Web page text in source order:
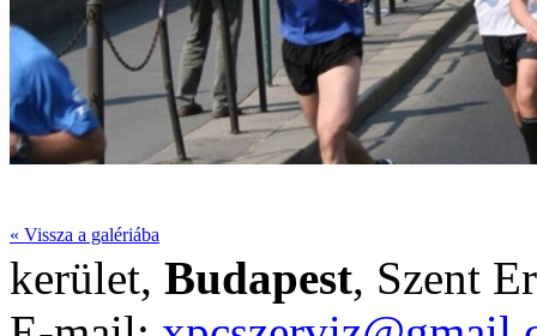
« Vissza a galériába
kerület, Budapest, Szent